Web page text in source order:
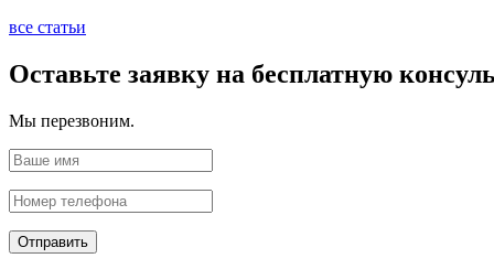
все статьи
Оставьте заявку на бесплатную
Мы перезвоним.
Отправить